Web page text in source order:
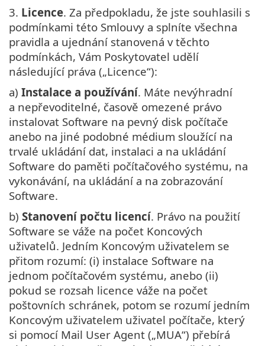
3. Licence. Za předpokladu, že jste souhlasili s
podmínkami této Smlouvy a splníte všechna
pravidla a ujednání stanovená v těchto
podmínkách, Vám Poskytovatel udělí
následující práva („Licence“):
a) Instalace a používání. Máte nevýhradní
a nepřevoditelné, časově omezené právo
instalovat Software na pevný disk počítače
anebo na jiné podobné médium sloužící na
trvalé ukládání dat, instalaci a na ukládání
Software do paměti počítačového systému, na
vykonávání, na ukládání a na zobrazování
Software.
b) Stanovení počtu licencí. Právo na použití
Software se váže na počet Koncových
uživatelů. Jedním Koncovým uživatelem se
přitom rozumí: (i) instalace Software na
jednom počítačovém systému, anebo (ii)
pokud se rozsah licence váže na počet
poštovních schránek, potom se rozumí jedním
Koncovým uživatelem uživatel počítače, který
si pomocí Mail User Agent („MUA“) přebírá